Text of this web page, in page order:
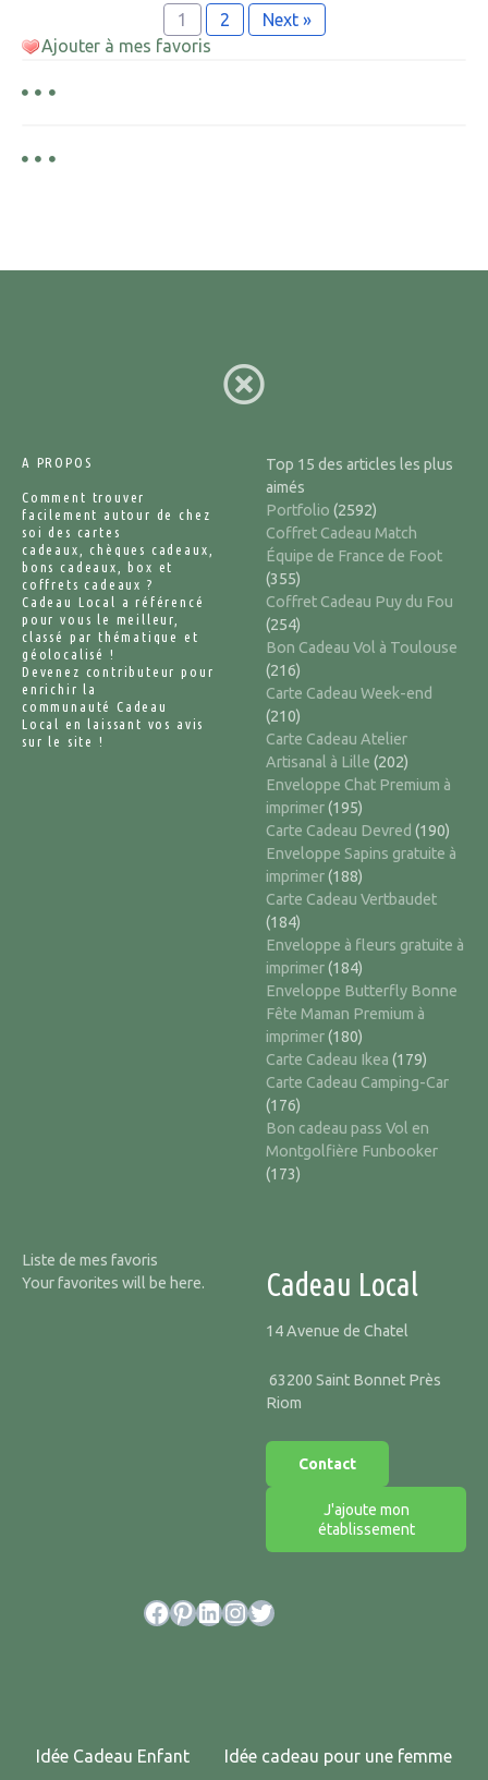
1 2
Next »
Ajouter à mes favoris
A PROPOS
Comment trouver
facilement autour de chez
soi des cartes
cadeaux, chèques cadeaux,
bons cadeaux, box et
coffrets cadeaux ?
Cadeau Local a référencé
pour vous le meilleur,
classé par thématique et
géolocalisé !
Devenez contributeur pour
enrichir la
communauté Cadeau
Local en laissant vos avis
sur le site !
Top 15 des articles les plus
aimés
Portfolio (2592)
Coffret Cadeau Match
Équipe de France de Foot
(355)
Coffret Cadeau Puy du Fou
(254)
Bon Cadeau Vol à Toulouse
(216)
Carte Cadeau Week-end
(210)
Carte Cadeau Atelier
Artisanal à Lille (202)
Enveloppe Chat Premium à
imprimer(195)
Carte Cadeau Devred (190)
Enveloppe Sapins gratuite à
imprimer(188)
Carte Cadeau Vertbaudet
(184)
Enveloppe à fleurs gratuite à
imprimer(184)
Enveloppe Butterfly Bonne
Fête Maman Premium à
imprimer(180)
Carte Cadeau Ikea (179)
Carte Cadeau Camping-Car
(176)
Bon cadeau pass Vol en
Montgolfière Funbooker
(173)
Liste de mes favoris
Your favorites will be here.
Cadeau Local
14 Avenue de Chatel
63200 Saint Bonnet Près
Riom
Contact
J'ajoute mon
établissement
Facebook Pinterest LinkedIn InstagramTwitter
Idée Cadeau Enfant Idée cadeau pour une femme